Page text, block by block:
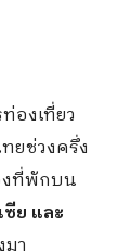
งเที่ยว
ยช่วงครึ่ง
งที่พักบน
ซีย และ
า